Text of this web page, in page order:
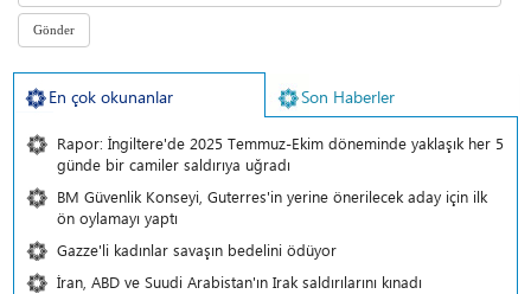
En çok okunanlar Son Haberler
Rapor: İngiltere'de 2025 Temmuz-Ekim döneminde yaklaşık her 5
günde bir camiler saldırıya uğradı
BM Güvenlik Konseyi, Guterres'in yerine önerilecek aday için ilk
ön oylamayı yaptı
Gazze'li kadınlar savaşın bedelini ödüyor
İran, ABD ve Suudi Arabistan'ın Irak saldırılarını kınadı